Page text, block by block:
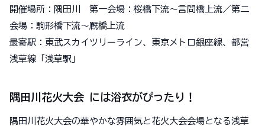
開催場所：隅田川 第一会場：桜橋下流～言問橋上流／第二
会場：駒形橋下流～厩橋上流
最寄駅：東武スカイツリーライン、東京メトロ銀座線、都営
浅草線「浅草駅」
隅田川花火大会 には浴衣がぴったり！
隅田川花火大会の華やかな雰囲気と花火大会会場となる浅草